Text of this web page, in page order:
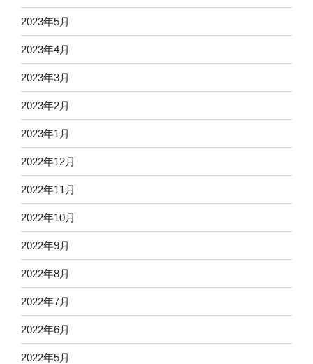
2023年5月
2023年4月
2023年3月
2023年2月
2023年1月
2022年12月
2022年11月
2022年10月
2022年9月
2022年8月
2022年7月
2022年6月
2022年5月